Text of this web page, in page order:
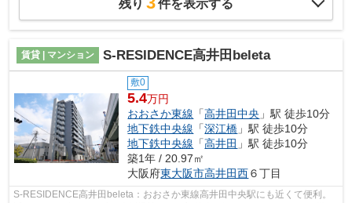
残り 件を表示する
賃貸 | マンション S-RESIDENCE高井田beleta
敷0
5.4万円
おおさか東線 「高井田中央 」駅 徒歩10分
地下鉄中央線 「深江橋 」駅 徒歩10分
地下鉄中央線 「高井田 」駅 徒歩10分
築1年 / 20.97㎡
大阪府東大阪市高井田西６丁目
S-RESIDENCE高井田beleta：おおさか東線高井田中央駅にも近くて便利。